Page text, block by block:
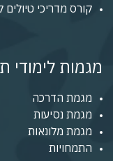
קורס מדריכי טיולים
מגמות לימודי
מגמת הדרכה
מגמת נסיעות
מגמת מלונאות
התמחויות